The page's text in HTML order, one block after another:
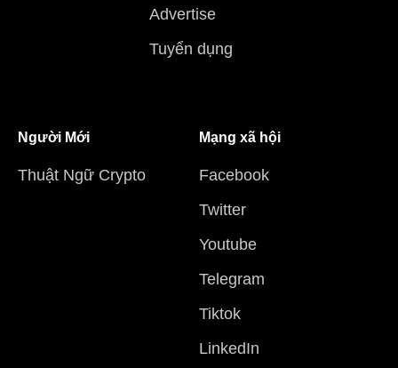
Advertise
Tuyển dụng
Người Mới
Thuật Ngữ Crypto
Mạng xã hội
Facebook
Twitter
Youtube
Telegram
Tiktok
LinkedIn